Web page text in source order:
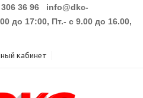
306 36 96 info@dkc-
до 17:00, Пт.- с 9.00 до 16.00,
кабинет